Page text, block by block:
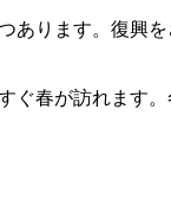
ります。復興
春が訪れます